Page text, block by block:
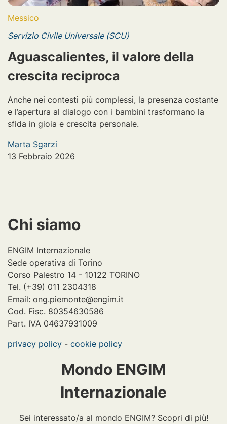
Messico
Servizio Civile Universale (SCU)
Aguascalientes, il valore della
crescita reciproca
Anche nei contesti più complessi, la presenza costante
e l’apertura al dialogo con i bambini trasformano la
sfida in gioia e crescita personale.
Marta Sgarzi
13 Febbraio 2026
Chi siamo
ENGIM Internazionale
Sede operativa di Torino
Corso Palestro 14 - 10122 TORINO
Tel. (+39) 011 2304318
Email: ong.piemonte@engim.it
Cod. Fisc. 80354630586
Part. IVA 04637931009
privacy policy - cookie policy
Mondo ENGIM
Internazionale
Sei interessato/a al mondo ENGIM? Scopri di più!